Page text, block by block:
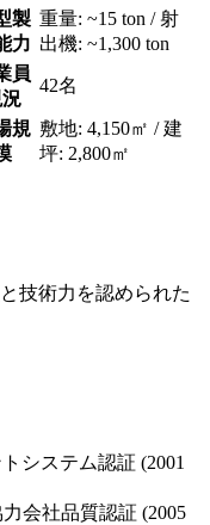
製
力
重量: ~15 ton / 射
出機: ~1,300 ton
員
42名
規 敷地: 4,150㎡ / 建
坪: 2,800㎡
技術力を認められた
システム認証 (2001
会社品質認証 (2005